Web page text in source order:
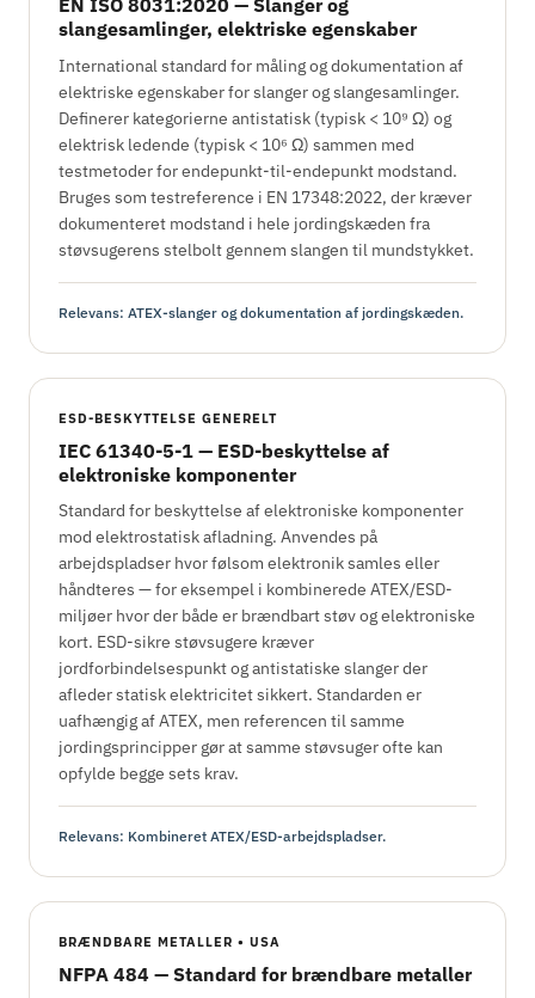
EN ISO 8031:2020 — Slanger og
slangesamlinger, elektriske egenskaber
International standard for måling og dokumentation af
elektriske egenskaber for slanger og slangesamlinger.
Definerer kategorierne antistatisk (typisk < 10⁹ Ω) og
elektrisk ledende (typisk < 10⁶ Ω) sammen med
testmetoder for endepunkt-til-endepunkt modstand.
Bruges som testreference i EN 17348:2022, der kræver
dokumenteret modstand i hele jordingskæden fra
støvsugerens stelbolt gennem slangen til mundstykket.
Relevans: ATEX-slanger og dokumentation af jordingskæden.
ESD-BESKYTTELSE GENERELT
IEC 61340-5-1 — ESD-beskyttelse af
elektroniske komponenter
Standard for beskyttelse af elektroniske komponenter
mod elektrostatisk afladning. Anvendes på
arbejdspladser hvor følsom elektronik samles eller
håndteres — for eksempel i kombinerede ATEX/ESD-
miljøer hvor der både er brændbart støv og elektroniske
kort. ESD-sikre støvsugere kræver
jordforbindelsespunkt og antistatiske slanger der
afleder statisk elektricitet sikkert. Standarden er
uafhængig af ATEX, men referencen til samme
jordingsprincipper gør at samme støvsuger ofte kan
opfylde begge sets krav.
Relevans: Kombineret ATEX/ESD-arbejdspladser.
BRÆNDBARE METALLER • USA
NFPA 484 — Standard for brændbare metaller